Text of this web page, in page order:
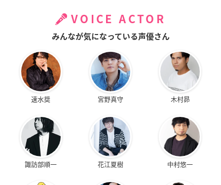
VOICE ACTOR
みんなが気になっている声優さん
速水奨 宮野真守 木村昴
諏訪部順一 花江夏樹 中村悠一